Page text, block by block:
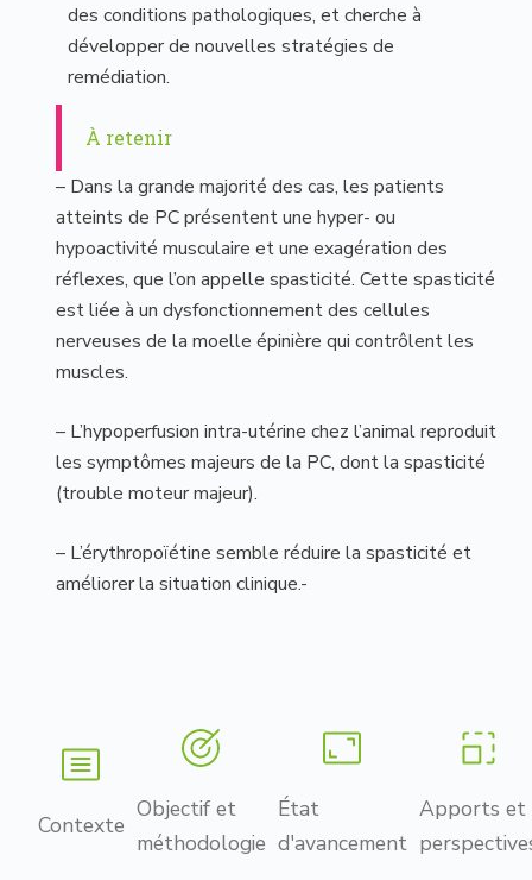
des conditions pathologiques, et cherche à
développer de nouvelles stratégies de
remédiation.
À retenir
– Dans la grande majorité des cas, les patients
atteints de PC présentent une hyper- ou
hypoactivité musculaire et une exagération des
réflexes, que l’on appelle spasticité. Cette spasticité
est liée à un dysfonctionnement des cellules
nerveuses de la moelle épinière qui contrôlent les
muscles.
– L’hypoperfusion intra-utérine chez l’animal reproduit
les symptômes majeurs de la PC, dont la spasticité
(trouble moteur majeur).
– L’érythropoïétine semble réduire la spasticité et
améliorer la situation clinique.-
Contexte
Objectif et
méthodologie
État
d'avancement
Apports et